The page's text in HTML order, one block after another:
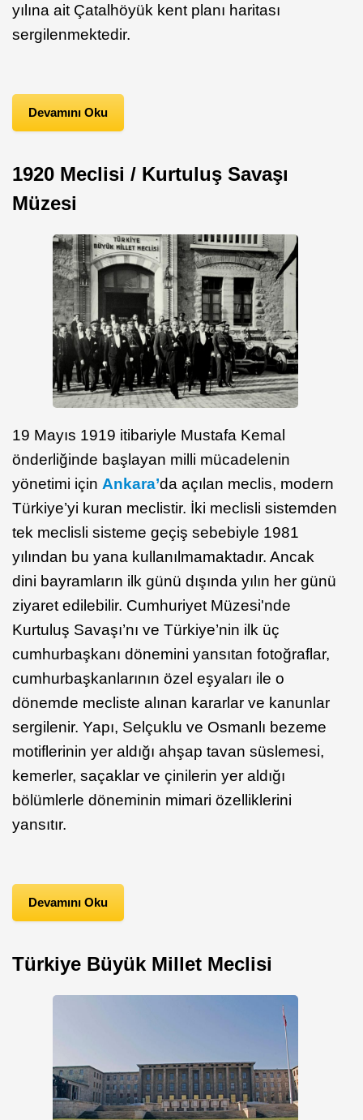
yılına ait Çatalhöyük kent planı haritası
sergilenmektedir.
Devamını Oku
1920 Meclisi / Kurtuluş Savaşı
Müzesi
19 Mayıs 1919 itibariyle Mustafa Kemal
önderliğinde başlayan milli mücadelenin
yönetimi için Ankara’da açılan meclis, modern
Türkiye’yi kuran meclistir. İki meclisli sistemden
tek meclisli sisteme geçiş sebebiyle 1981
yılından bu yana kullanılmamaktadır. Ancak
dini bayramların ilk günü dışında yılın her günü
ziyaret edilebilir. Cumhuriyet Müzesi'nde
Kurtuluş Savaşı’nı ve Türkiye’nin ilk üç
cumhurbaşkanı dönemini yansıtan fotoğraflar,
cumhurbaşkanlarının özel eşyaları ile o
dönemde mecliste alınan kararlar ve kanunlar
sergilenir. Yapı, Selçuklu ve Osmanlı bezeme
motiflerinin yer aldığı ahşap tavan süslemesi,
kemerler, saçaklar ve çinilerin yer aldığı
bölümlerle döneminin mimari özelliklerini
yansıtır.
Devamını Oku
Türkiye Büyük Millet Meclisi